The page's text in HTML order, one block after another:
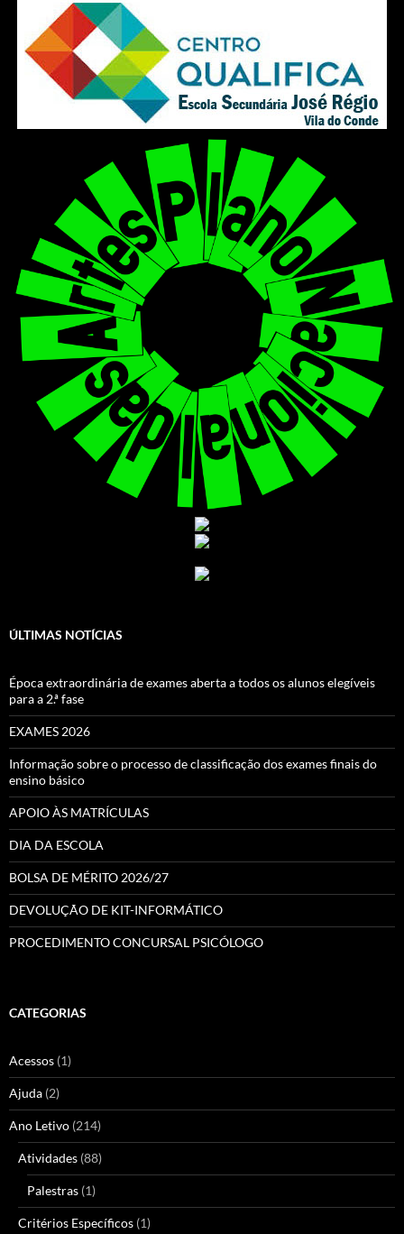
ÚLTIMAS NOTÍCIAS
Época extraordinária de exames aberta a todos os alunos elegíveis
para a 2.ª fase
EXAMES 2026
Informação sobre o processo de classificação dos exames finais do
ensino básico
APOIO ÀS MATRÍCULAS
DIA DA ESCOLA
BOLSA DE MÉRITO 2026/27
DEVOLUÇÃO DE KIT-INFORMÁTICO
PROCEDIMENTO CONCURSAL PSICÓLOGO
CATEGORIAS
Acessos (1)
Ajuda (2)
Ano Letivo (214)
Atividades (88)
Palestras (1)
Critérios Específicos (1)